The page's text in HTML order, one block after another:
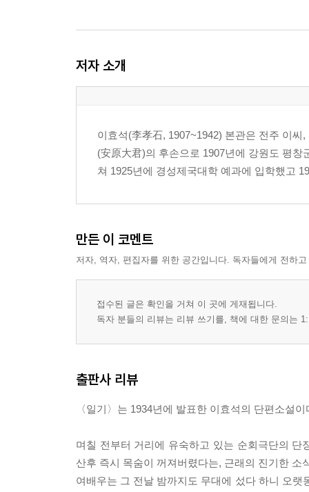
저자 소개
이효석(李孝石, 1907~1942) 본관은 전주 이
(安原大君)의 후손으로 1907년에 강원도 평
쳐 1925년에 경성제국대학 예과에 입학했고
만든 이 코멘트
저자, 역자, 편집자를 위한 공간입니다. 독자들에게 전하
접수된 글은 확인을 거쳐 이 곳에 게재됩니다.
독자 분들의 리뷰는 리뷰 쓰기를, 책에 대한 문의는
출판사 리뷰
〈일기〉는 1934년에 발표한 이효석의 단편소설이
며칠 전부터 거리에 유숙하고 있는 순회극단의
산후 즉시 목숨이 꺼져버렸다는, 근래의 진기한
여배우는 그 전날 밤까지도 무대에 섰다 하니 오